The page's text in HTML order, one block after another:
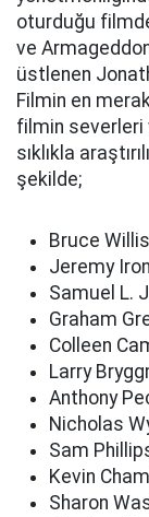
oturduğu
ve
üstlenen
Filmin en
filmin severleri
sıklıkla
şekilde;
Bruce Willis
Jeremy
Samuel L.
Graham
Colleen
Larry
Anthony
Nicholas
Sam
Kevin
Sharon